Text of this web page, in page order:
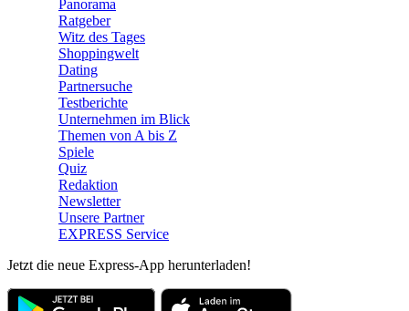
Panorama
Ratgeber
Witz des Tages
Shoppingwelt
Dating
Partnersuche
Testberichte
Unternehmen im Blick
Themen von A bis Z
Spiele
Quiz
Redaktion
Newsletter
Unsere Partner
EXPRESS Service
Jetzt die neue Express-App herunterladen!